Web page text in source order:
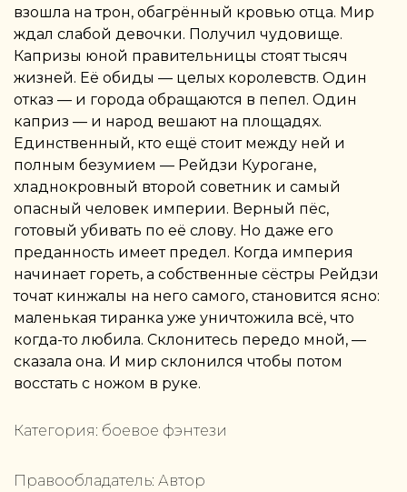
взошла на трон, обагрённый кровью отца. Мир
ждал слабой девочки. Получил чудовище.
Капризы юной правительницы стоят тысяч
жизней. Её обиды — целых королевств. Один
отказ — и города обращаются в пепел. Один
каприз — и народ вешают на площадях.
Единственный, кто ещё стоит между ней и
полным безумием — Рейдзи Курогане,
хладнокровный второй советник и самый
опасный человек империи. Верный пёс,
готовый убивать по её слову. Но даже его
преданность имеет предел. Когда империя
начинает гореть, а собственные сёстры Рейдзи
точат кинжалы на него самого, становится ясно:
маленькая тиранка уже уничтожила всё, что
когда-то любила. Склонитесь передо мной, —
сказала она. И мир склонился чтобы потом
восстать с ножом в руке.
Категория: боевое фэнтези
Правообладатель: Автор